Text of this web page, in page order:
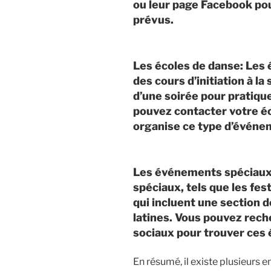
ou leur page Facebook
prévus.
Les écoles de danse:
des cours d’initiation à la
d’une soirée pour
pouvez contacter votre
organise ce type
Les événements
spéciaux, tels que les
qui incluent une section
latines. Vous pouvez
sociaux pour trouver ces
En résumé, il existe plusieurs